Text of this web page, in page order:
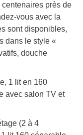
près de
vous avec la
sont disponibles,
dans le style «
douche
1 lit en 160
avec salon TV et
(2 à 4